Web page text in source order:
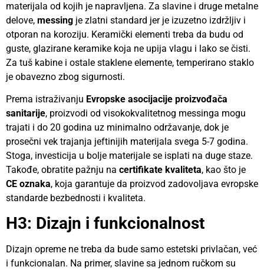
materijala od kojih je napravljena. Za slavine i druge metalne
delove, messing je zlatni standard jer je izuzetno izdržljiv i
otporan na koroziju. Keramički elementi treba da budu od
guste, glazirane keramike koja ne upija vlagu i lako se čisti.
Za tuš kabine i ostale staklene elemente, temperirano staklo
je obavezno zbog sigurnosti.
Prema istraživanju Evropske asocijacije proizvođača
sanitarije, proizvodi od visokokvalitetnog messinga mogu
trajati i do 20 godina uz minimalno održavanje, dok je
prosečni vek trajanja jeftinijih materijala svega 5-7 godina.
Stoga, investicija u bolje materijale se isplati na duge staze.
Takođe, obratite pažnju na certifikate kvaliteta, kao što je
CE oznaka, koja garantuje da proizvod zadovoljava evropske
standarde bezbednosti i kvaliteta.
H3: Dizajn i funkcionalnost
Dizajn opreme ne treba da bude samo estetski privlačan, već
i funkcionalan. Na primer, slavine sa jednom ručkom su